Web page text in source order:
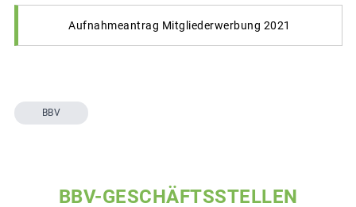
Aufnahmeantrag Mitgliederwerbung 2021
BBV
BBV-GESCHÄFTSSTELLEN